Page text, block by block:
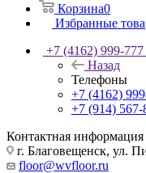
Корзина0
Избранные
+7 (4162) 999-777
Назад
Телефоны
+7 (4162)
+7 (914) 567-
Контактная информация
г. Благовещенск, ул.
floor@wvfloor.ru